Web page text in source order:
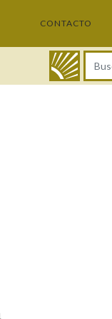
CONTACTO
DICIONARIO